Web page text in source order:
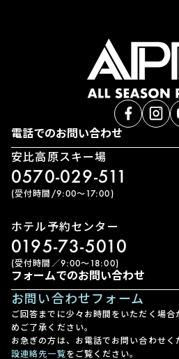
電話でのお問い合わせ
安比高原スキー場
0570-029-511
(受付時間/9:00〜17:00)
ホテル予約センター
0195-73-5010
(受付時間／9:00〜18:00)
フォームでのお問い合わせ
お問い合わせフォーム
ご回答までに少々お時間をいただく場
めご了承ください。
お急ぎの方は、お電話でお問い合わせ
設連絡先一覧をご覧ください。